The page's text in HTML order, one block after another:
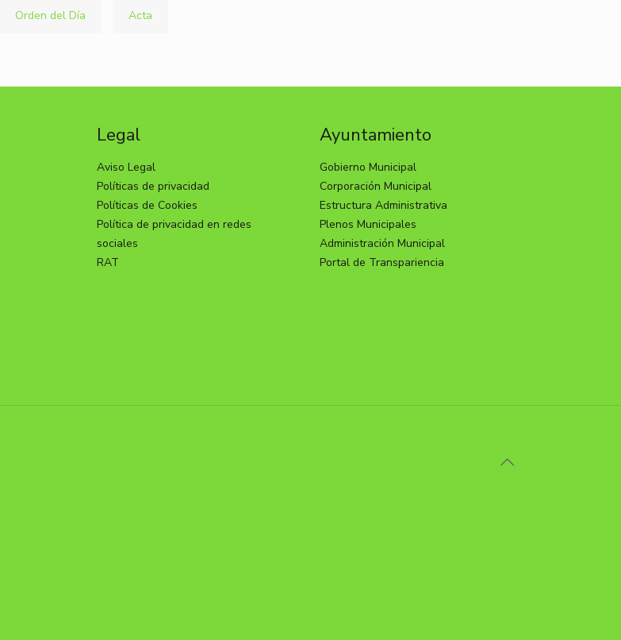
Orden del Día Acta
Legal
Aviso Legal
Políticas de privacidad
Políticas de Cookies
Política de privacidad en redes
sociales
RAT
Ayuntamiento
Gobierno Municipal
Corporación Municipal
Estructura Administrativa
Plenos Municipales
Administración Municipal
Portal de Transpariencia